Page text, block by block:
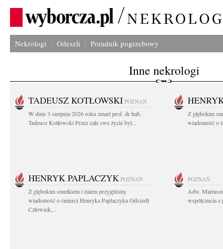
Nekrologi Odeszli Poradnik pogrzebowy
Inne nekrologi
TADEUSZ KOTŁOWSKI POZNAŃ
W dniu 3 sierpnia 2026 roku zmarł prof. dr hab.
Tadeusz Kotłowski Przez całe swe życie był...
Z głębokim
wiadomość o
HENRYK PAPLACZYK POZNAŃ
Z głębokim smutkiem i żalem przyjęliśmy
wiadomość o śmierci Henryka Paplaczyka Odszedł
Człowiek,...
POZNAŃ
Adw.
współczucia